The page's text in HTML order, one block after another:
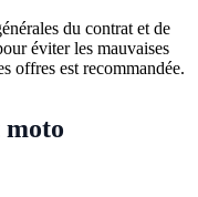
du contrat et de
éviter les mauvaises
offres est recommandée.